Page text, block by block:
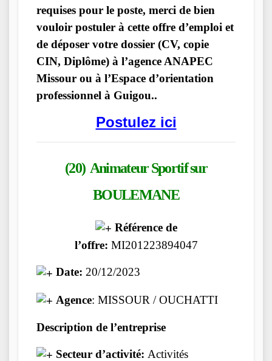
requises pour le poste, merci de bien
vouloir postuler à cette offre d’emploi et
de déposer votre dossier (CV, copie
CIN, Diplôme) à l’agence ANAPEC
Missour ou à l’Espace d’orientation
professionnel à Guigou..
Postulez ici
(20) Animateur Sportifsur
BOULEMANE
Référence de
l’offre: MI201223894047
Date: 20/12/2023
Agence: MISSOUR / OUCHATTI
Description de l’entreprise
Secteur d’activité: Activités